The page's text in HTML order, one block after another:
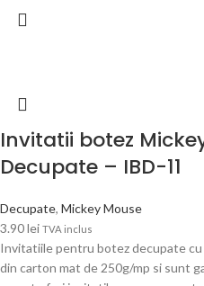
Invitatii botez
Decupate – IBD-11
Decupate, Mickey Mouse
3.90lei TVA inclus
Invitatiile pentru botez decupate
din carton mat de 250g/mp si sunt